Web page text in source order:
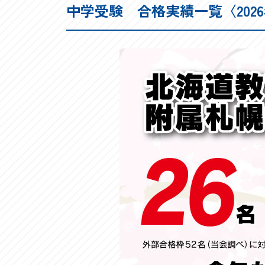
中学受験 合格実績一覧 〈